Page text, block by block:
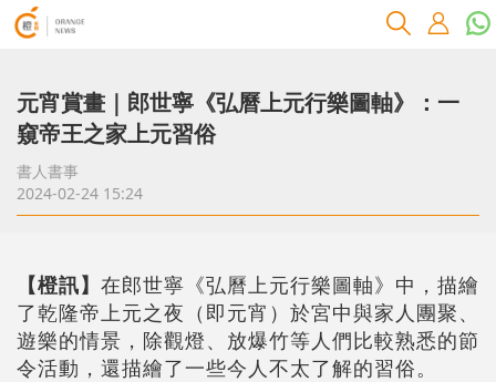
元宵賞畫｜郎世寧《弘曆上元行樂圖軸》：一
窺帝王之家上元習俗
書人書事
2024-02-24 15:24
【橙訊】 在郎世寧《弘曆上元行樂圖軸》中，描繪
了乾隆帝上元之夜（即元宵）於宮中與家人團聚、
遊樂的情景，除觀燈、放爆竹等人們比較熟悉的節
令活動，還描繪了一些今人不太了解的習俗。